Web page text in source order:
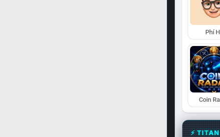
Phí
Coin
⚡